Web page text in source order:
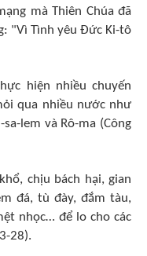
mà Thiên Chúa đã
"Vì Tình yêu Đức Ki-tô
hiện nhiều chuyến
qua nhiều nước như
lem và Rô-ma (Công
chịu bách hại, gian
đá, tù đày, đắm tàu,
nhọc… để lo cho các
28).